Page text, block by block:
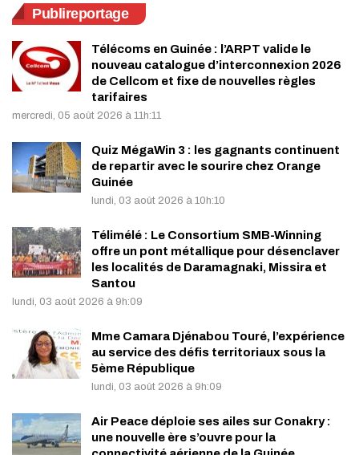
Publireportage
Télécoms en Guinée : l’ARPT valide le
nouveau catalogue d’interconnexion 2026
de Cellcom et fixe de nouvelles règles
tarifaires
mercredi, 05 août 2026 à 11h:11
Quiz MégaWin 3 : les gagnants continuent
de repartir avec le sourire chez Orange
Guinée
lundi, 03 août 2026 à 10h:10
Télimélé : Le Consortium SMB-Winning
offre un pont métallique pour désenclaver
les localités de Daramagnaki, Missira et
Santou
lundi, 03 août 2026 à 9h:09
Mme Camara Djénabou Touré, l’expérience
au service des défis territoriaux sous la
5ème République
lundi, 03 août 2026 à 9h:09
Air Peace déploie ses ailes sur Conakry :
une nouvelle ère s’ouvre pour la